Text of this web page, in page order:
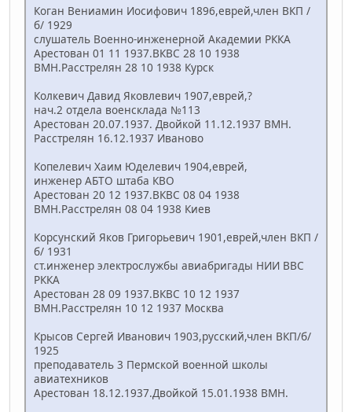
Коган Вениамин Иосифович 1896,еврей,член ВКП /
б/ 1929
слушатель Военно-инженерной Академии РККА
Арестован 01 11 1937.ВКВС 28 10 1938
ВМН.Расстрелян 28 10 1938 Курск
Колкевич Давид Яковлевич 1907,еврей,?
нач.2 отдела военсклада №113
Арестован 20.07.1937. Двойкой 11.12.1937 ВМН.
Расстрелян 16.12.1937 Иваново
Копелевич Хаим Юделевич 1904,еврей,
инженер АБТО штаба КВО
Арестован 20 12 1937.ВКВС 08 04 1938
ВМН.Расстрелян 08 04 1938 Киев
Корсунский Яков Григорьевич 1901,еврей,член ВКП /
б/ 1931
ст.инженер электрослужбы авиабригады НИИ ВВС
РККА
Арестован 28 09 1937.ВКВС 10 12 1937
ВМН.Расстрелян 10 12 1937 Москва
Крысов Сергей Иванович 1903,русский,член ВКП/б/
1925
преподаватель 3 Пермской военной школы
авиатехников
Арестован 18.12.1937.Двойкой 15.01.1938 ВМН.